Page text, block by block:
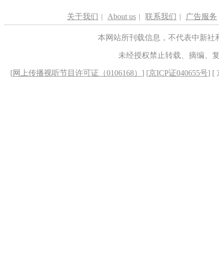
关于我们 | About us | 联系我们 | 广告服务
本网站所刊载信息，不代表中新
未经授权禁止转载、摘编、
[网上传播视听节目许可证（0106168） ] [京ICP证040655号] [